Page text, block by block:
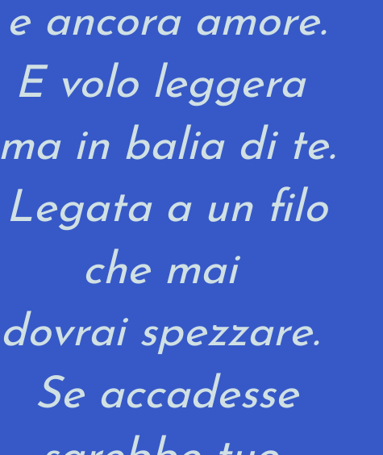
e ancora amore.
E volo leggera
ma in balia di te.
Legata a un filo
che mai
dovrai spezzare.
Se accadesse